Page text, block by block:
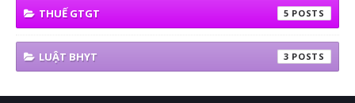
THUẾ GTGT 5
LUẬT BHYT 3